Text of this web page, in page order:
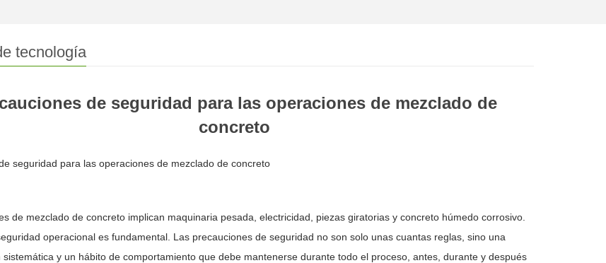
tecnología
de seguridad para las operaciones de mezclado de
concreto
seguridad para las operaciones de mezclado de concreto
de mezclado de concreto implican maquinaria pesada, electricidad, piezas giratorias y concreto húmedo corrosivo.
operacional es fundamental. Las precauciones de seguridad no son solo unas cuantas reglas, sino una
sistemática y un hábito de comportamiento que debe mantenerse durante todo el proceso, antes, durante y después